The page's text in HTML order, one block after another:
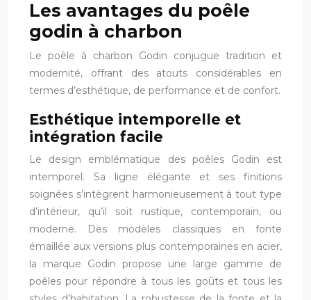
Les avantages du poêle
godin à charbon
Le poêle à charbon Godin conjugue tradition et
modernité, offrant des atouts considérables en
termes d’esthétique, de performance et de confort.
Esthétique intemporelle et
intégration facile
Le design emblématique des poêles Godin est
intemporel. Sa ligne élégante et ses finitions
soignées s’intègrent harmonieusement à tout type
d’intérieur, qu’il soit rustique, contemporain, ou
moderne. Des modèles classiques en fonte
émaillée aux versions plus contemporaines en acier,
la marque Godin propose une large gamme de
poêles pour répondre à tous les goûts et tous les